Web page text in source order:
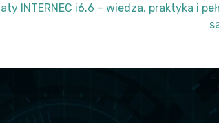
INTERNEC i6.6 – wiedza, praktyka i